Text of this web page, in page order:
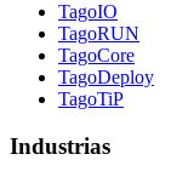
TagoIO
TagoRUN
TagoCore
TagoDeploy
TagoTiP
Industrias